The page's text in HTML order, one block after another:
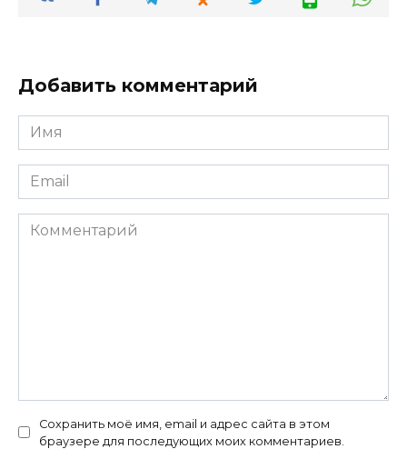
Добавить комментарий
Имя
*
Email
*
Комментарий
Сохранить моё имя, email и адрес сайта в этом
браузере для последующих моих комментариев.